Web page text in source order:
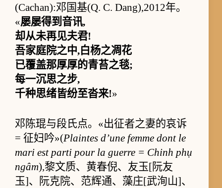
(Cachan):邓国基(Q. C. Dang),2012年。
«屡屡得到音讯,
却从未再见夫君!
吾家庭院之中,白杨之凋花
已覆盖那厚厚的青苔之毯;
每一沉思之步,
千种思绪皆纷至沓来!»
邓陈琨与段氏点。«出征者之妻的哀诉
= 征妇吟»(Plaintes d’une femme dont le
mari est parti pour la guerre = Chinh phụ
ngâm),黎文质、黄春倪、友玉[阮友
玉]、阮克院、范辉通、藻庄[武洵山]、